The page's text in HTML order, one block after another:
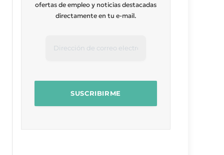
ofertas de empleo y noticias destacadas
directamente en tu e-mail.